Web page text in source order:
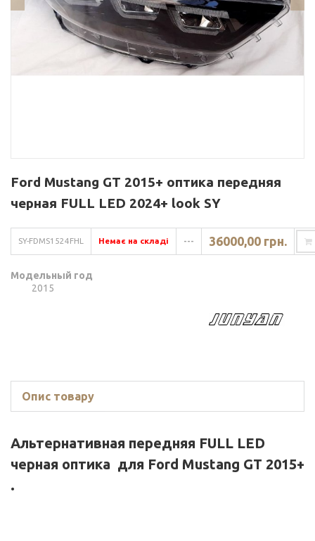
Ford Mustang GT 2015+ оптика передняя
черная FULL LED 2024+ look SY
SY-FDMS1524FHL Немає на складі --- 36000,00 грн.
Модельный год
2015
Опис товару
Альтернативная передняя FULL LED
черная оптика для Ford Mustang GT 2015+
.